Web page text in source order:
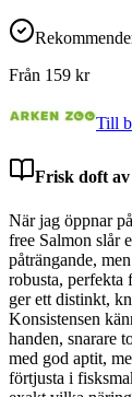
Från 159 kr
Till
Frisk doft
När jag öppnar
free Salmon slår
påträngande,
robusta, perfekta
ger ett distinkt,
Konsistensen
handen, snarare
med god aptit,
förtjusta i